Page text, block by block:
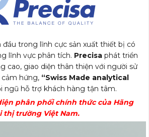
đầu trong lĩnh cực sản xuất thiết bị có
lĩnh vực phân tích. Precisa phát triển
cao, giao diện thân thiện với người sử
hứng, “Swiss Made analytical
ngũ hỗ trợ khách hàng tận tâm.
phân phối chính thức của Hãng
thị trường Việt Nam.